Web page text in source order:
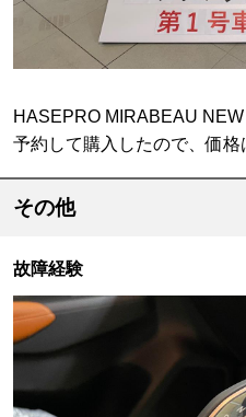
HASEPRO MIRABEAU
予約して購入したので、価格
その他
故障経験